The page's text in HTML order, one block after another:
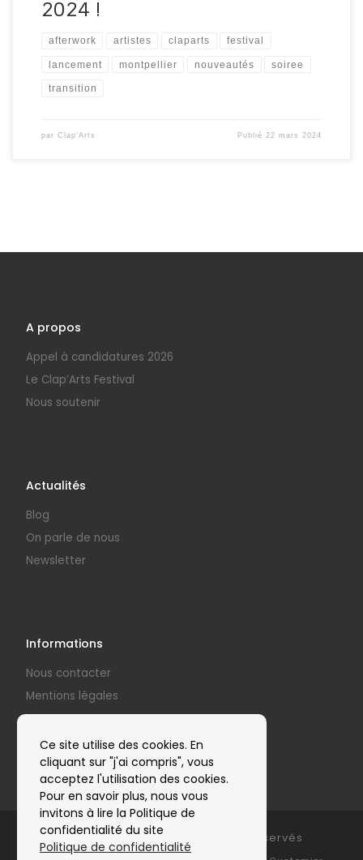
Ce site utilise des cookies. En
cliquant sur "j'ai compris", vous
acceptez l'utilisation des cookies.
Pour en savoir plus, nous vous
invitons à lire la Politique de
confidentialité du site
Politique de confidentialité
2024 !
afterwork artistes claparts festival
lancement montpellier nouveautés soiree
transition
par Clap'Arts Publié 22 mars 2024
A propos
Appel à candidatures 2026
Le Clap’Arts Festival
Nous soutenir
Actualités
Blog
On parle de nous
Newsletter
Informations
Nous contacter
Mentions légales
Politique de confidentialité
Nos partenaires
© 2026Clap'Arts– Tous droits réservés